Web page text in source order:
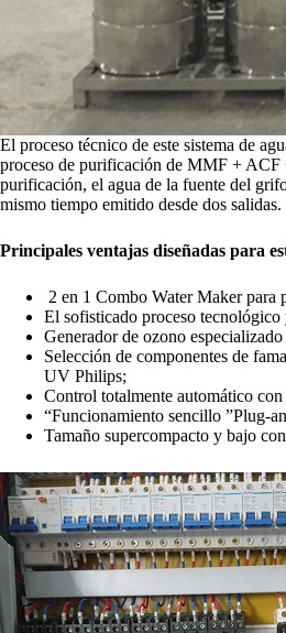
El proceso técnico de este sistema de
proceso de purificación de MMF +
purificación, el agua de la fuente del
mismo tiempo emitido desde dos salidas.
Principales ventajas diseñadas para
2 en 1 Combo Water Maker para
El sofisticado proceso
Generador de ozono
Selección de componentes de
UV Philips;
Control totalmente automático
“Funcionamiento sencillo ”Plug-
Tamaño supercompacto y bajo